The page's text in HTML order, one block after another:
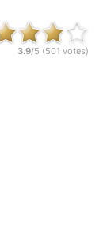
3.9/5 (501 votes)